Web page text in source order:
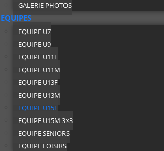
GALERIE PHOTOS
EQUIPES
EQUIPE U7
EQUIPE U9
EQUIPE U11F
EQUIPE U11M
EQUIPE U13F
EQUIPE U13M
EQUIPE U15F
EQUIPE U15M 3×3
EQUIPE SENIORS
EQUIPE LOISIRS